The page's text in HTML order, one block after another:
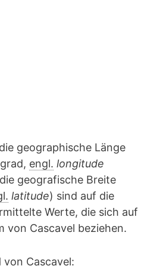
geographische Länge
engl. longitude
geografische Breite
latitude) sind auf die
Werte, die sich auf
von Cascavel beziehen.
Cascavel: